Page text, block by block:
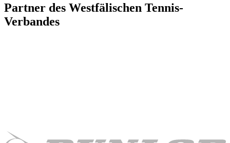
Partner des Westfälischen Tennis-
Verbandes